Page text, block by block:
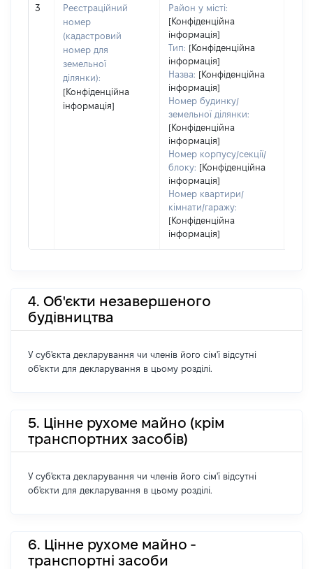
3
Реєстраційний
номер
(кадастровий
номер для
земельної
ділянки):
[Конфіденційна
інформація]
Район у місті:
[Конфіденційна
інформація]
Тип: [Конфіденційна
інформація]
Назва: [Конфіденційна
інформація]
Номер будинку/
земельної ділянки:
[Конфіденційна
інформація]
Номер корпусу/секції/
блоку: [Конфіденційна
інформація]
Номер квартири/
кімнати/гаражу:
[Конфіденційна
інформація]
4. Об'єкти незавершеного
будівництва
У суб'єкта декларування чи членів його сім'ї відсутні
об'єкти для декларування в цьому розділі.
5. Цінне рухоме майно (крім
транспортних засобів)
У суб'єкта декларування чи членів його сім'ї відсутні
об'єкти для декларування в цьому розділі.
6. Цінне рухоме майно -
транспортні засоби